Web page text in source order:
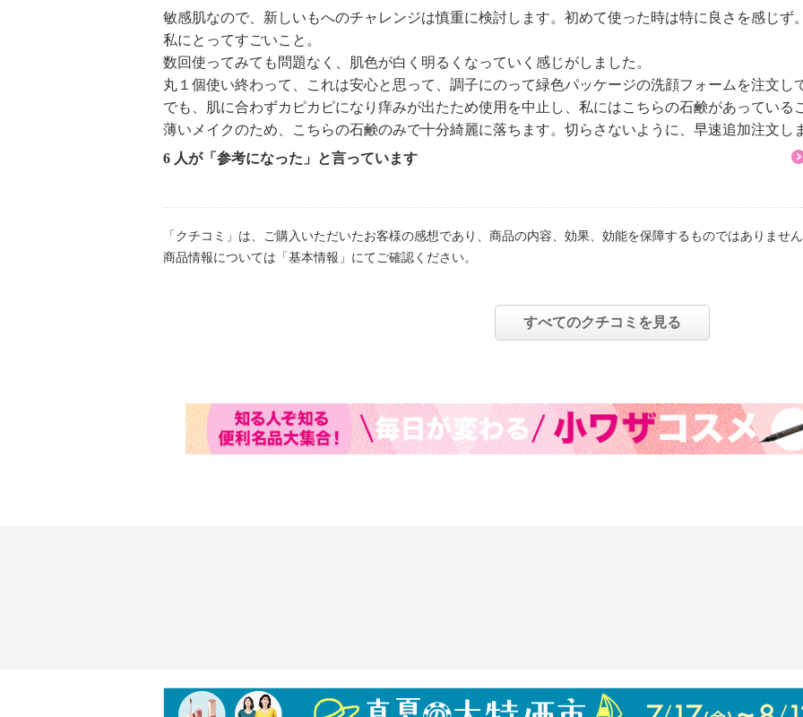
敏感肌なので、新しいもへのチャレンジは慎重に検討します。初めて使った時は特に良さを感じず
私にとってすごいこと。
数回使ってみても問題なく、肌色が白く明るくなっていく感じがしました。
丸１個使い終わって、これは安心と思って、調子にのって緑色パッケージの洗顔フォームを注文し
でも、肌に合わずカピカピになり痒みが出たため使用を中止し、私にはこちらの石鹸があっている
薄いメイクのため、こちらの石鹸のみで十分綺麗に落ちます。切らさないように、早速追加注文し
6 人が「参考になった」と言っています
「クチコミ」は、ご購入いただいたお客様の感想であり、商品の内容、効果、効能を保障するものではありません
商品情報については「基本情報」にてご確認ください。
すべてのクチコミを見る